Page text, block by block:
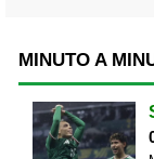
MINUTO A